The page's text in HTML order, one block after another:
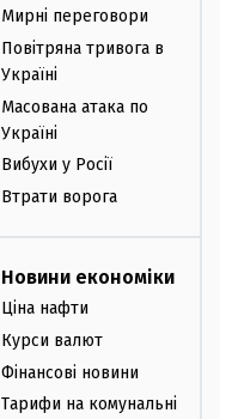
Мирні переговори
Повітряна тривога в
Україні
Масована атака по
Україні
Вибухи у Росії
Втрати ворога
Новини економіки
Ціна нафти
Курси валют
Фінансові новини
Тарифи на комунальні